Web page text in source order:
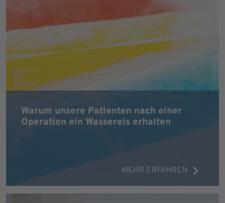
Warum unsere Patienten nach einer
Operation ein Wassereis erhalten
MEHR ERFAHREN